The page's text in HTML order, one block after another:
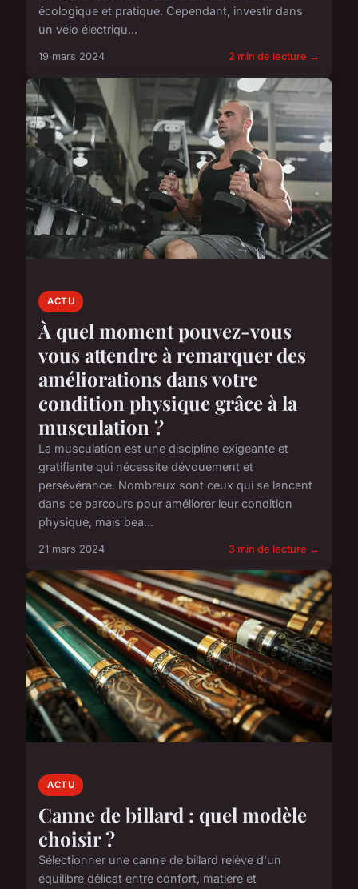
écologique et pratique. Cependant, investir dans
un vélo électriqu...
19 mars 2024 2 min de lecture →
ACTU
À quel moment pouvez-vous
vous attendre à remarquer des
améliorations dans votre
condition physique grâce à la
musculation ?
La musculation est une discipline exigeante et
gratifiante qui nécessite dévouement et
persévérance. Nombreux sont ceux qui se lancent
dans ce parcours pour améliorer leur condition
physique, mais bea...
21 mars 2024 3 min de lecture →
ACTU
Canne de billard : quel modèle
choisir ?
Sélectionner une canne de billard relève d'un
équilibre délicat entre confort, matière et